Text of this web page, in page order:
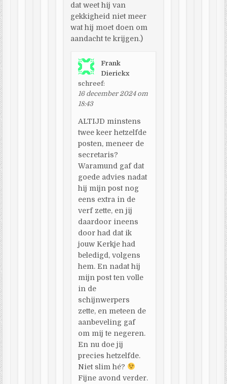
dat weet hij van
gekkigheid niet meer
wat hij moet doen om
aandacht te krijgen.)
Frank
Dierickx
schreef:
16 december 2024 om
18:43
ALTIJD minstens
twee keer hetzelfde
posten, meneer de
secretaris?
Waramund gaf dat
goede advies nadat
hij mijn post nog
eens extra in de
verf zette, en jij
daardoor ineens
door had dat ik
jouw Kerkje had
beledigd, volgens
hem. En nadat hij
mijn post ten volle
in de
schijnwerpers
zette, en meteen de
aanbeveling gaf
om mij te negeren.
En nu doe jij
precies hetzelfde.
Niet slim hé?
Fijne avond verder.